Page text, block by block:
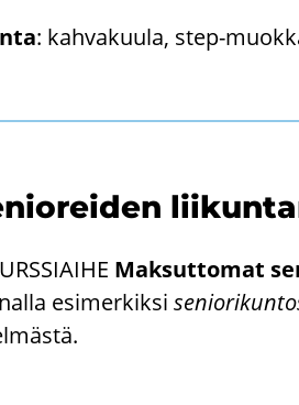
: kah­va­kuu­la, step-​
Mak­sut­to­mat
esi­mer­kik­si